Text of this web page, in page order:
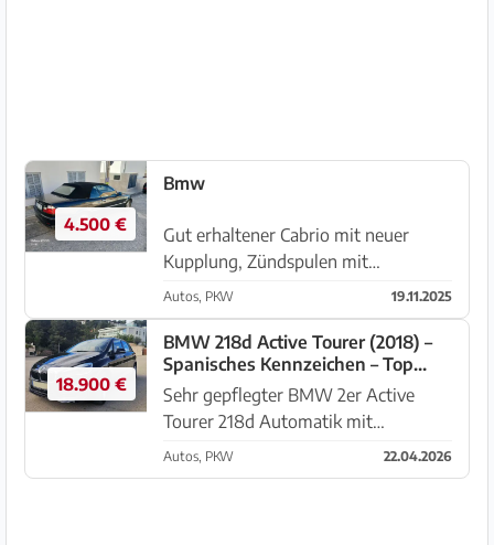
4.500 €
Bmw
Gut erhaltener Cabrio mit neuer
Kupplung, Zündspulen mit
Zündkerzen. Klima, elektrisches
Verdeck in sehr gutem Zustand,
Ledersitze mit Heizung . Spanische
Papiere, 609601540
Autos, PKW 19.11.2025
18.900 €
BMW 218d Active Tourer (2018) –
Spanisches Kennzeichen – Top
gepflegt
Sehr gepflegter BMW 2er Active
Tourer 218d Automatik mit
spanischer Zulassung zu verkaufen.
Ideal für Mallorca – zuverlässig,
Autos, PKW 22.04.2026